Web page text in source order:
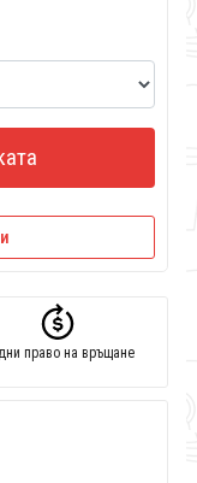
право на връщане